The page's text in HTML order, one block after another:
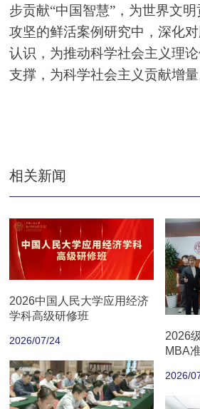
步贡献“中国智慧”，为世界文
攻坚的鲜活案例研究中，深化
认识，为推动科学社会主义理
支撑，为科学社会主义贡献增量
相关新闻
2026中国人民大学应用经济
学科高级研修班
2026/07/24
2026
MBA
2026/